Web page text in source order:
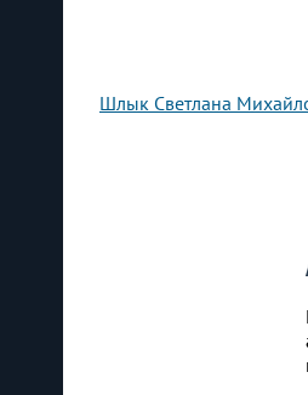
Шлык Светлана